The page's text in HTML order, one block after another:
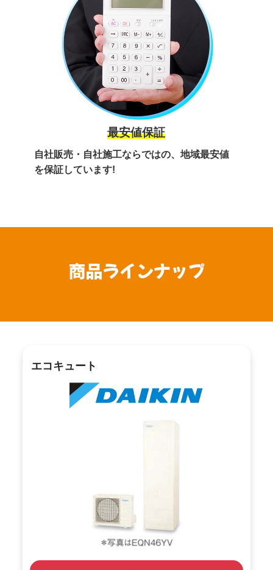
最安値保証
自社販売・自社施工ならではの、地域最安値
を保証しています!
商品ラインナップ
エコキュート